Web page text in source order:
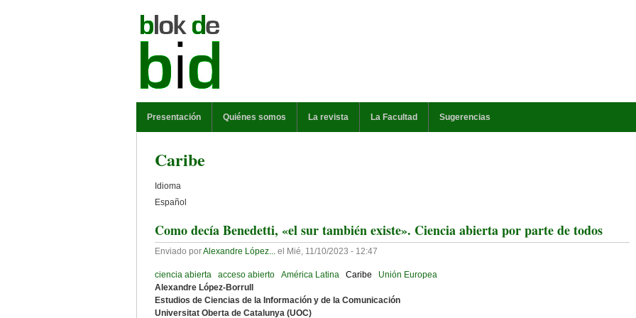
Presentación Quiénes somos La revista La Facultad Sugerencias
Caribe
Idioma
Español
Como decía Benedetti, «el sur también existe». Ciencia abierta por parte de todos
Enviado porAlexandre López... el Mié, 11/10/2023 - 12:47
ciencia abierta acceso abierto América Latina Caribe
Unión Europea
Alexandre López-Borrull
Estudios de Ciencias de la Información y de la Comunicación
Universitat Oberta de Catalunya (UOC)